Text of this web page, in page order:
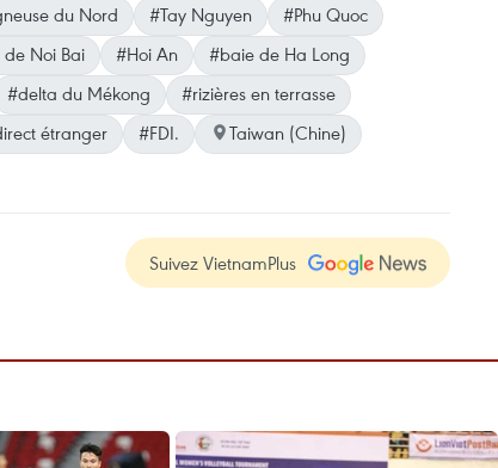
du Nord #Tay Nguyen
#Phu Quoc
Noi Bai #Hoi An
#baie de Ha Long
#delta du Mékong
#rizières en terrasse
étranger #FDI.
Taiwan (Chine)
Suivez VietnamPlus